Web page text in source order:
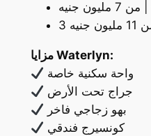
مزايا Waterlyn:
واحة سكنية خاصة
جراج تحت الأرض
بهو زجاجي فاخر
كونسيرج فندقي